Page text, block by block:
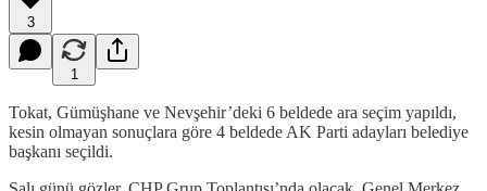
3
1
Tokat, Gümüşhane ve Nevşehir’deki 6 beldede ara seçim yapıldı,
kesin olmayan sonuçlara göre 4 beldede AK Parti adayları belediye
başkanı seçildi.